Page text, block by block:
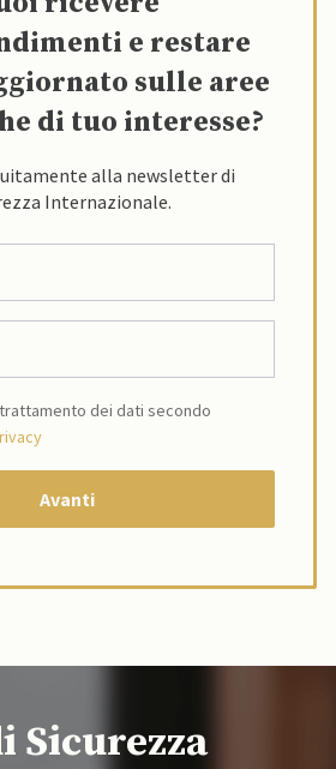
e restare
sulle aree
di tuo interesse?
alla newsletter di
Internazionale.
dei dati secondo
Sicurezza